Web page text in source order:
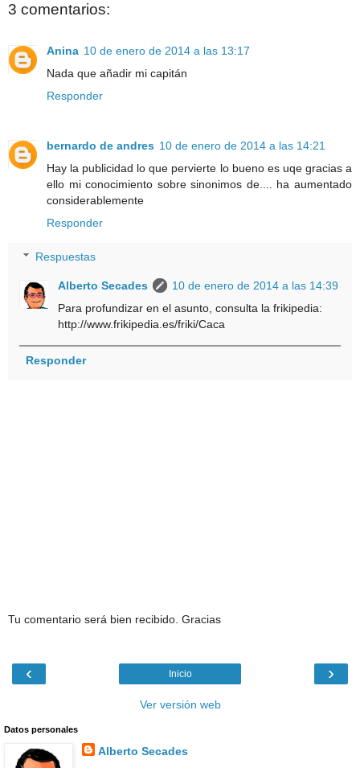
3 comentarios:
Anina 10 de enero de 2014 a las 13:17
Nada que añadir mi capitán
Responder
bernardo de andres 10 de enero de 2014 a las 14:21
Hay la publicidad lo que pervierte lo bueno es uqe gracias a
ello mi conocimiento sobre sinonimos de.... ha aumentado
considerablemente
Responder
Respuestas
Alberto Secades
10 de enero de 2014 a las 14:39
Para profundizar en el asunto, consulta la frikipedia:
http://www.frikipedia.es/friki/Caca
Responder
Tu comentario será bien recibido. Gracias
‹ ›
Inicio
Ver versión web
Datos personales
Alberto Secades